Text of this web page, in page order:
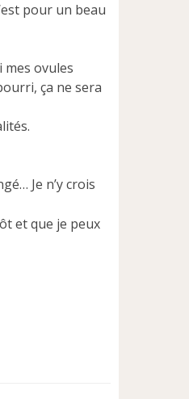
pour un beau
mes ovules
ça ne sera
Je n’y crois
et que je peux